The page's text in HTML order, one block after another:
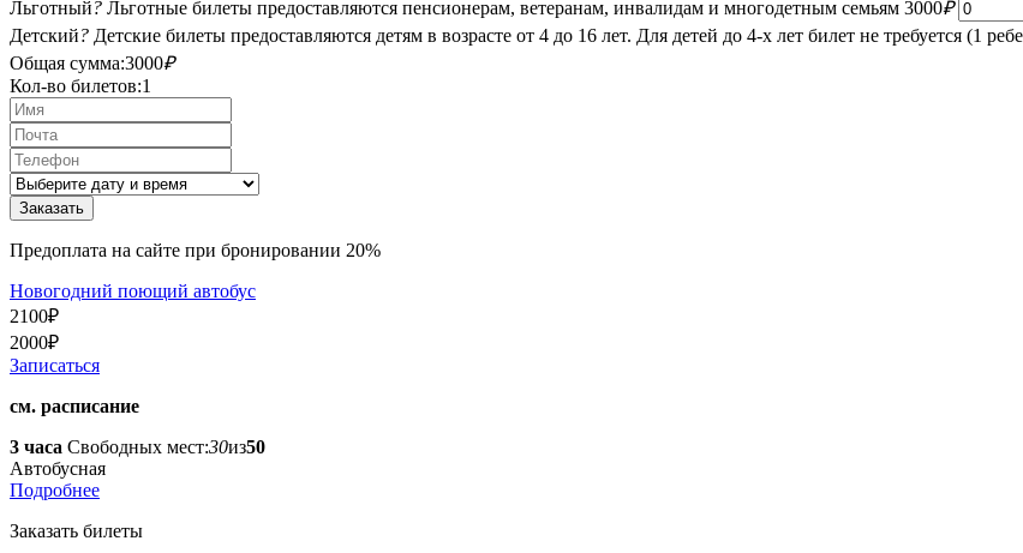
Льготный? Льготные билеты предоставляются пенсионерам, ветеранам, инвалидам и многодетным семьям 3000₽
Детский? Детские билеты предоставляются детям в возрасте от 4 до 16 лет. Для детей до 4-х лет билет не требуется (1
Общая сумма:3000₽
Кол-во билетов:1
Предоплата на сайте при бронировании 20%
Новогодний поющий автобус
2100₽
2000₽
Записаться
см. расписание
3 часа Свободных мест:30из50
Автобусная
Подробнее
Заказать билеты